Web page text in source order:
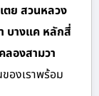
ตย สวนหลวง
บางแค หลักสี่
ลองสามวา
องเราพร้อม